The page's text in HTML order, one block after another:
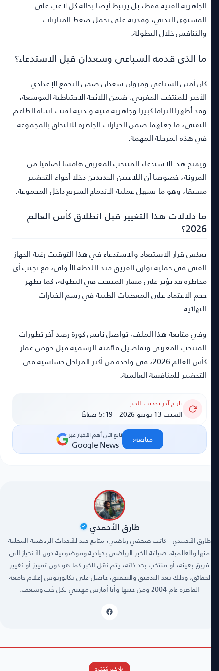
الجاهزية الفنية فقط، بل يرتبط أيضا بحالة كل لاعب على
المستوى البدني، وقدرته على تحمل ضغط المباريات
والتنافس خلال البطولة.
ما الذي قدمه السباعي وسعدان قبل الاستدعاء؟
كان أمين السباعي ومروان سعدان ضمن التجمع الإعدادي
الأخير للمنتخب المغربي، ضمن اللائحة الاحتياطية الموسعة،
وقد أظهرا التزاما كبيرا وجاهزية فنية وبدنية لفتت انتباه الطاقم
التقني، ما جعلهما ضمن الخيارات الجاهزة للالتحاق بالمجموعة
في هذه المرحلة المهمة.
ويمنح هذا الاستدعاء المنتخب المغربي هامشا إضافيا من
المرونة، خصوصا أن اللاعبين الجديدين دخلا أجواء التحضير
مسبقا، وهو ما يسهل عملية الاندماج السريع داخل المجموعة.
ما دلالات هذا التغيير قبل انطلاق كأس العالم
2026؟
يعكس قرار الاستبعاد والاستدعاء في هذا التوقيت رغبة الجهاز
الفني في حماية توازن الفريق منذ اللحظة الأولى، مع تجنب أي
مخاطرة قد تؤثر على مسار المنتخب في البطولة، كما يظهر
حجم الاعتماد على المعطيات الطبية في رسم الخيارات
النهائية.
وفي متابعة هذا الملف، تواصلنايس كورةرصد آخر تطورات
المنتخب المغربي وتفاصيل قائمته الرسمية قبل خوض غمار
كأس العالم 2026، في واحدة من أكثر المراحل حساسية في
التحضير للمنافسة العالمية.
تاريخ آخر تحديث للخبر
السبت 13 يونيو 2026 - 5:19 صباحًا
تابع الآن أهم الأخبار عبر
Google News متابعة‹
طارق الأحمدي
طارق الأحمدي - كاتب صحفي رياضي، متابع جيد للأحداث الرياضية المحلية
منها والعالمية، صياغة الخبر الرياضي بحيادية وموضوعية دون الأنحياز إلى
فريق بعينه، أو منتخب بحد ذاته، يتم نقل الخبر كما هو دون تمييز أو تغيير
لحقائق، وذلك بعد التدقيق والتحقيق، حاصل على بكالوريوس إعلام جامعة
القاهرة عام 2004 ومن حينها وأنا أمارس مهنتي بكل حُب وشغف.
خبر مُقترح